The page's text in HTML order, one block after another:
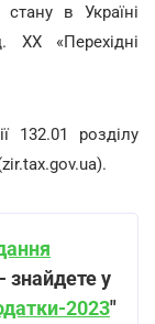
в Україні
«Перехідні
132.01 розділу
- знайдете у
2023"